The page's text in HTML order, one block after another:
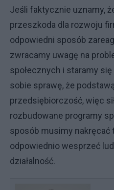
Jeśli faktycznie uznamy,
przeszkoda dla rozwoju
odpowiedni sposób
zwracamy uwagę na
społecznych i staramy
sobie sprawę, że
przedsiębiorczość, więc
rozbudowane programy
sposób musimy nakręcać
odpowiednio wesprzeć
działalność.